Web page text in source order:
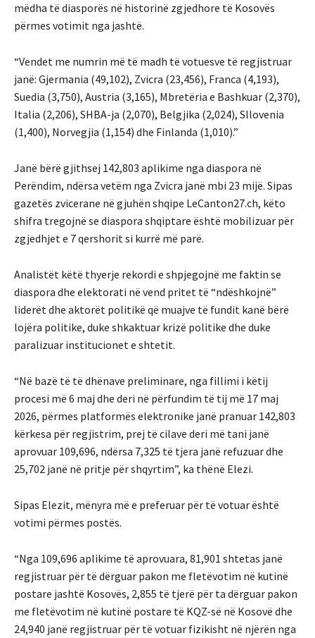
mëdha të diasporës në historinë zgjedhore të Kosovës
përmes votimit nga jashtë.
“Vendet me numrin më të madh të votuesve të regjistruar
janë: Gjermania (49,102), Zvicra (23,456), Franca (4,193),
Suedia (3,750), Austria (3,165), Mbretëria e Bashkuar (2,370),
Italia (2,206), SHBA-ja (2,070), Belgjika (2,024), Sllovenia
(1,400), Norvegjia (1,154) dhe Finlanda (1,010).”
Janë bërë gjithsej 142,803 aplikime nga diaspora në
Perëndim, ndërsa vetëm nga Zvicra janë mbi 23 mijë. Sipas
gazetës zvicerane në gjuhën shqipe LeCanton27.ch, këto
shifra tregojnë se diaspora shqiptare është mobilizuar për
zgjedhjet e 7 qershorit si kurrë më parë.
Analistët këtë thyerje rekordi e shpjegojnë me faktin se
diaspora dhe elektorati në vend pritet të “ndëshkojnë”
liderët dhe aktorët politikë që muajve të fundit kanë bërë
lojëra politike, duke shkaktuar krizë politike dhe duke
paralizuar institucionet e shtetit.
“Në bazë të të dhënave preliminare, nga fillimi i këtij
procesi më 6 maj dhe deri në përfundim të tij më 17 maj
2026, përmes platformës elektronike janë pranuar 142,803
kërkesa për regjistrim, prej të cilave deri më tani janë
aprovuar 109,696, ndërsa 7,325 të tjera janë refuzuar dhe
25,702 janë në pritje për shqyrtim”, ka thënë Elezi.
Sipas Elezit, mënyra më e preferuar për të votuar është
votimi përmes postës.
“Nga 109,696 aplikime të aprovuara, 81,901 shtetas janë
regjistruar për të dërguar pakon me fletëvotim në kutinë
postare jashtë Kosovës, 2,855 të tjerë për ta dërguar pakon
me fletëvotim në kutinë postare të KQZ-së në Kosovë dhe
24,940 janë regjistruar për të votuar fizikisht në njërën nga